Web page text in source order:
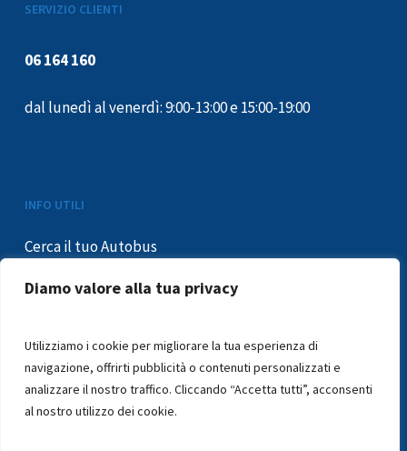
Diamo valore alla tua privacy
Utilizziamo i cookie per migliorare la tua esperienza di
navigazione, offrirti pubblicità o contenuti personalizzati e
analizzare il nostro traffico. Cliccando “Accetta tutti”, acconsenti
al nostro utilizzo dei cookie.
SERVIZIO CLIENTI
06 164 160
dal lunedì al venerdì: 9:00-13:00 e 15:00-19:00
INFO UTILI
Cerca il tuo Autobus
Segnalazioni e reclami
In caso di sciopero
Segnalazioni – Whistleblowing